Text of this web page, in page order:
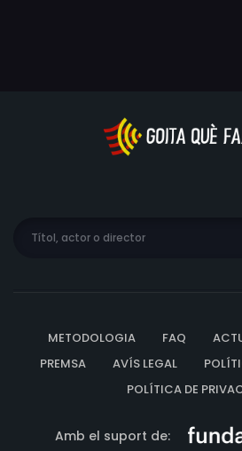
METODOLOGIA FAQ
PREMSA
AVÍS LEGAL
POLÍTICA DE
Amb el suport de: